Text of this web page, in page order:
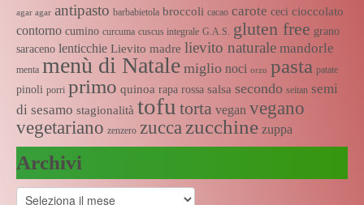
agar agar antipasto barbabietola broccoli cacao carote ceci cioccolato
contorno cumino curcuma cuscus integrale G.A.S. gluten free grano
saraceno lenticchie Lievito madre lievito naturale mandorle
menta menù di Natale miglio noci orzo pasta patate
pinoli porri primo quinoa rapa rossa salsa secondo seitan semi
di sesamo stagionalità tofu torta vegan vegano
vegetariano zenzero zucca zucchine zuppa
Archivi
Archivi